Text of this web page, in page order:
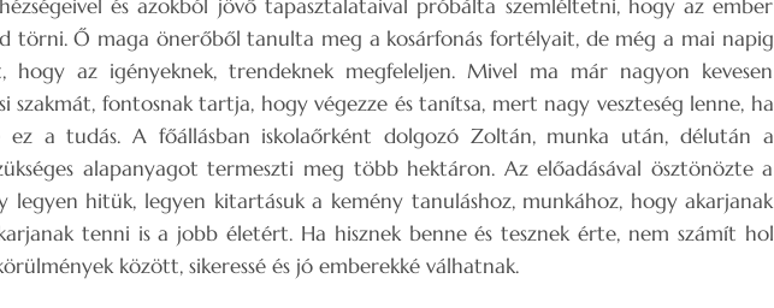
és azokból jövő tapasztalataival próbálta szemléltetni, hogy az ember
törni. Ő maga önerőből tanulta meg a kosárfonás fortélyait, de még a mai napig
hogy az igényeknek, trendeknek megfeleljen. Mivel ma már nagyon kevesen
szakmát, fontosnak tartja, hogy végezze és tanítsa, mert nagy veszteség lenne, ha
ez a tudás. A főállásban iskolaőrként dolgozó Zoltán, munka után, délután a
alapanyagot termeszti meg több hektáron. Az előadásával ösztönözte a
legyen hitük, legyen kitartásuk a kemény tanuláshoz, munkához, hogy akarjanak
tenni is a jobb életért. Ha hisznek benne és tesznek érte, nem számít hol
között, sikeressé és jó emberekké válhatnak.